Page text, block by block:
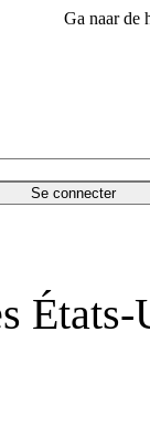
Ga naar de
Se connecter